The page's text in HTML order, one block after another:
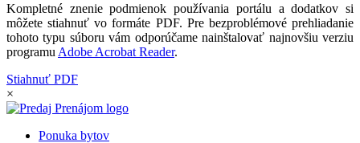
Kompletné znenie podmienok používania portálu a dodatkov si
môžete stiahnuť vo formáte PDF. Pre bezproblémové prehliadanie
tohoto typu súboru vám odporúčame nainštalovať najnovšiu verziu
programu Adobe Acrobat Reader.
Stiahnuť PDF
×
Ponuka bytov